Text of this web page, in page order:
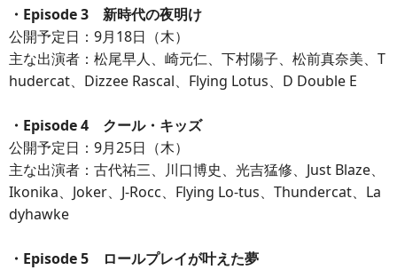
・Episode 3 新時代の夜明け
公開予定日：9月18日（木）
主な出演者：松尾早人、崎元仁、下村陽子、松前真奈美、T
hudercat、Dizzee Rascal、Flying Lotus、D Double E
・Episode 4 クール・キッズ
公開予定日：9月25日（木）
主な出演者：古代祐三、川口博史、光吉猛修、Just Blaze、
Ikonika、Joker、J-Rocc、Flying Lo-tus、Thundercat、La
dyhawke
・Episode 5 ロールプレイが叶えた夢